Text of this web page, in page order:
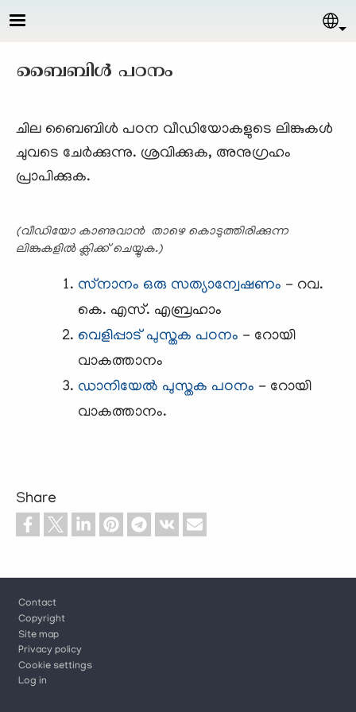
Skip to main content
ബൈബിള്‍ പഠനം
ചില ബൈബിള്‍ പഠന വീഡിയോകളുടെ ലിങ്കുകള്‍
ചുവടെ ചേര്‍ക്കുന്നു. ശ്രവിക്കുക, അനുഗ്രഹം
പ്രാപിക്കുക.
(വീഡിയോ കാണുവാന്‍ താഴെ കൊടുത്തിരിക്കുന്ന
ലിങ്കുകളില്‍ ക്ലിക്ക് ചെയ്യുക.)
സ്‌നാനം ഒരു സത്യാന്വേഷണം - റവ.
കെ. എസ്. എബ്രഹാം
വെളിപ്പാട് പുസ്തക പഠനം - റോയി
വാകത്താനം
ഡാനിയേല്‍ പുസ്തക പഠനം - റോയി
വാകത്താനം.
Share
Footer
Contact
Copyright
Site map
Privacy policy
Cookie settings
Log in